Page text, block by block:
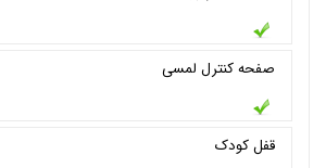
صفحه کنترل لمسی
قفل کودک